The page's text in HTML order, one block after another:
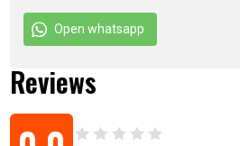
Open whatsapp
Reviews